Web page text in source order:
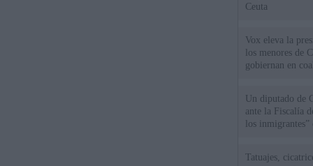
Ceuta
Vox eleva la
los menores de
gobiernan en
Un diputado de
ante la Fiscalía
los inmigrantes”
Tatuajes,